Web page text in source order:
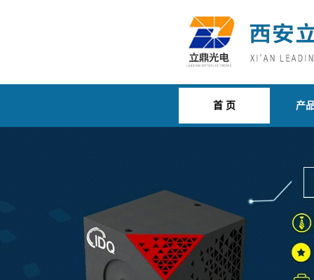
首 页 产